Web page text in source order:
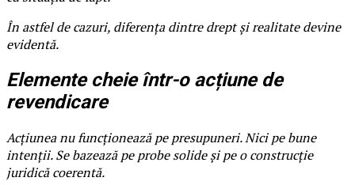
În astfel de cazuri, diferența dintre drept și realitate devine
evidentă.
Elemente cheie într-o acțiune de
revendicare
Acțiunea nu funcționează pe presupuneri. Nici pe bune
intenții. Se bazează pe probe solide și pe o construcție
juridică coerentă.